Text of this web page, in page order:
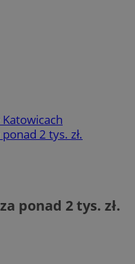
2 tys. zł.
ponad 2 tys. zł.